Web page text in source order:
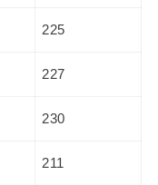
225
227
230
211